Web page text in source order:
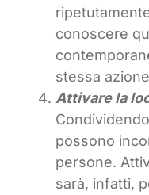
conoscere
stessa
Attivare la
possono
persone.
sarà, infatti,